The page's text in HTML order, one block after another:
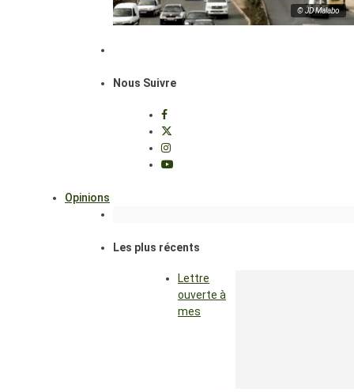
© JD Malabo
Nous Suivre
Opinions
Les plus récents
Lettre
ouverte à
mes